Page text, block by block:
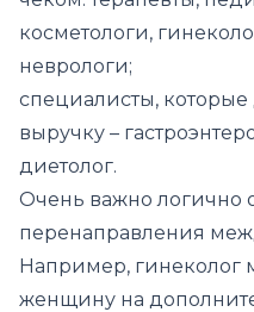
косметологи,
неврологи;
специалисты,
выручку –
диетолог.
Очень важно логично
перенаправления
Например, гинеколог
женщину на